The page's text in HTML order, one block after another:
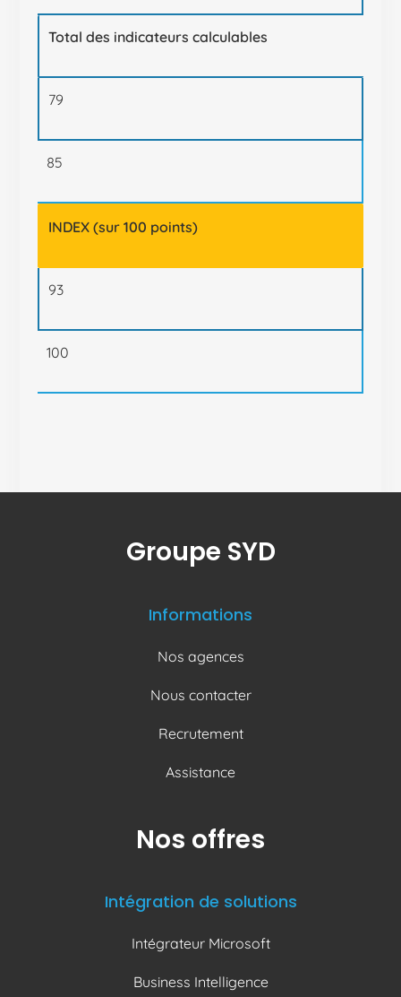
Total des indicateurs calculables
79
85
INDEX (sur 100 points)
93
100
Groupe SYD
Informations
Nos agences
Nous contacter
Recrutement
Assistance
Nos offres
Intégration de solutions
Intégrateur Microsoft
Business Intelligence